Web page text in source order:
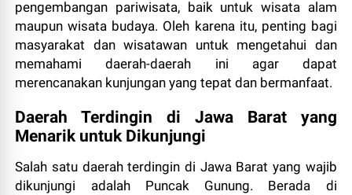
pengembangan pariwisata, baik untuk wisata alam
maupun wisata budaya. Oleh karena itu, penting bagi
masyarakat dan wisatawan untuk mengetahui dan
memahami daerah-daerah ini agar dapat
merencanakan kunjungan yang tepat dan bermanfaat.
Daerah Terdingin di Jawa Barat yang
Menarik untuk Dikunjungi
Salah satu daerah terdingin di Jawa Barat yang wajib
dikunjungi adalah Puncak Gunung. Berada di